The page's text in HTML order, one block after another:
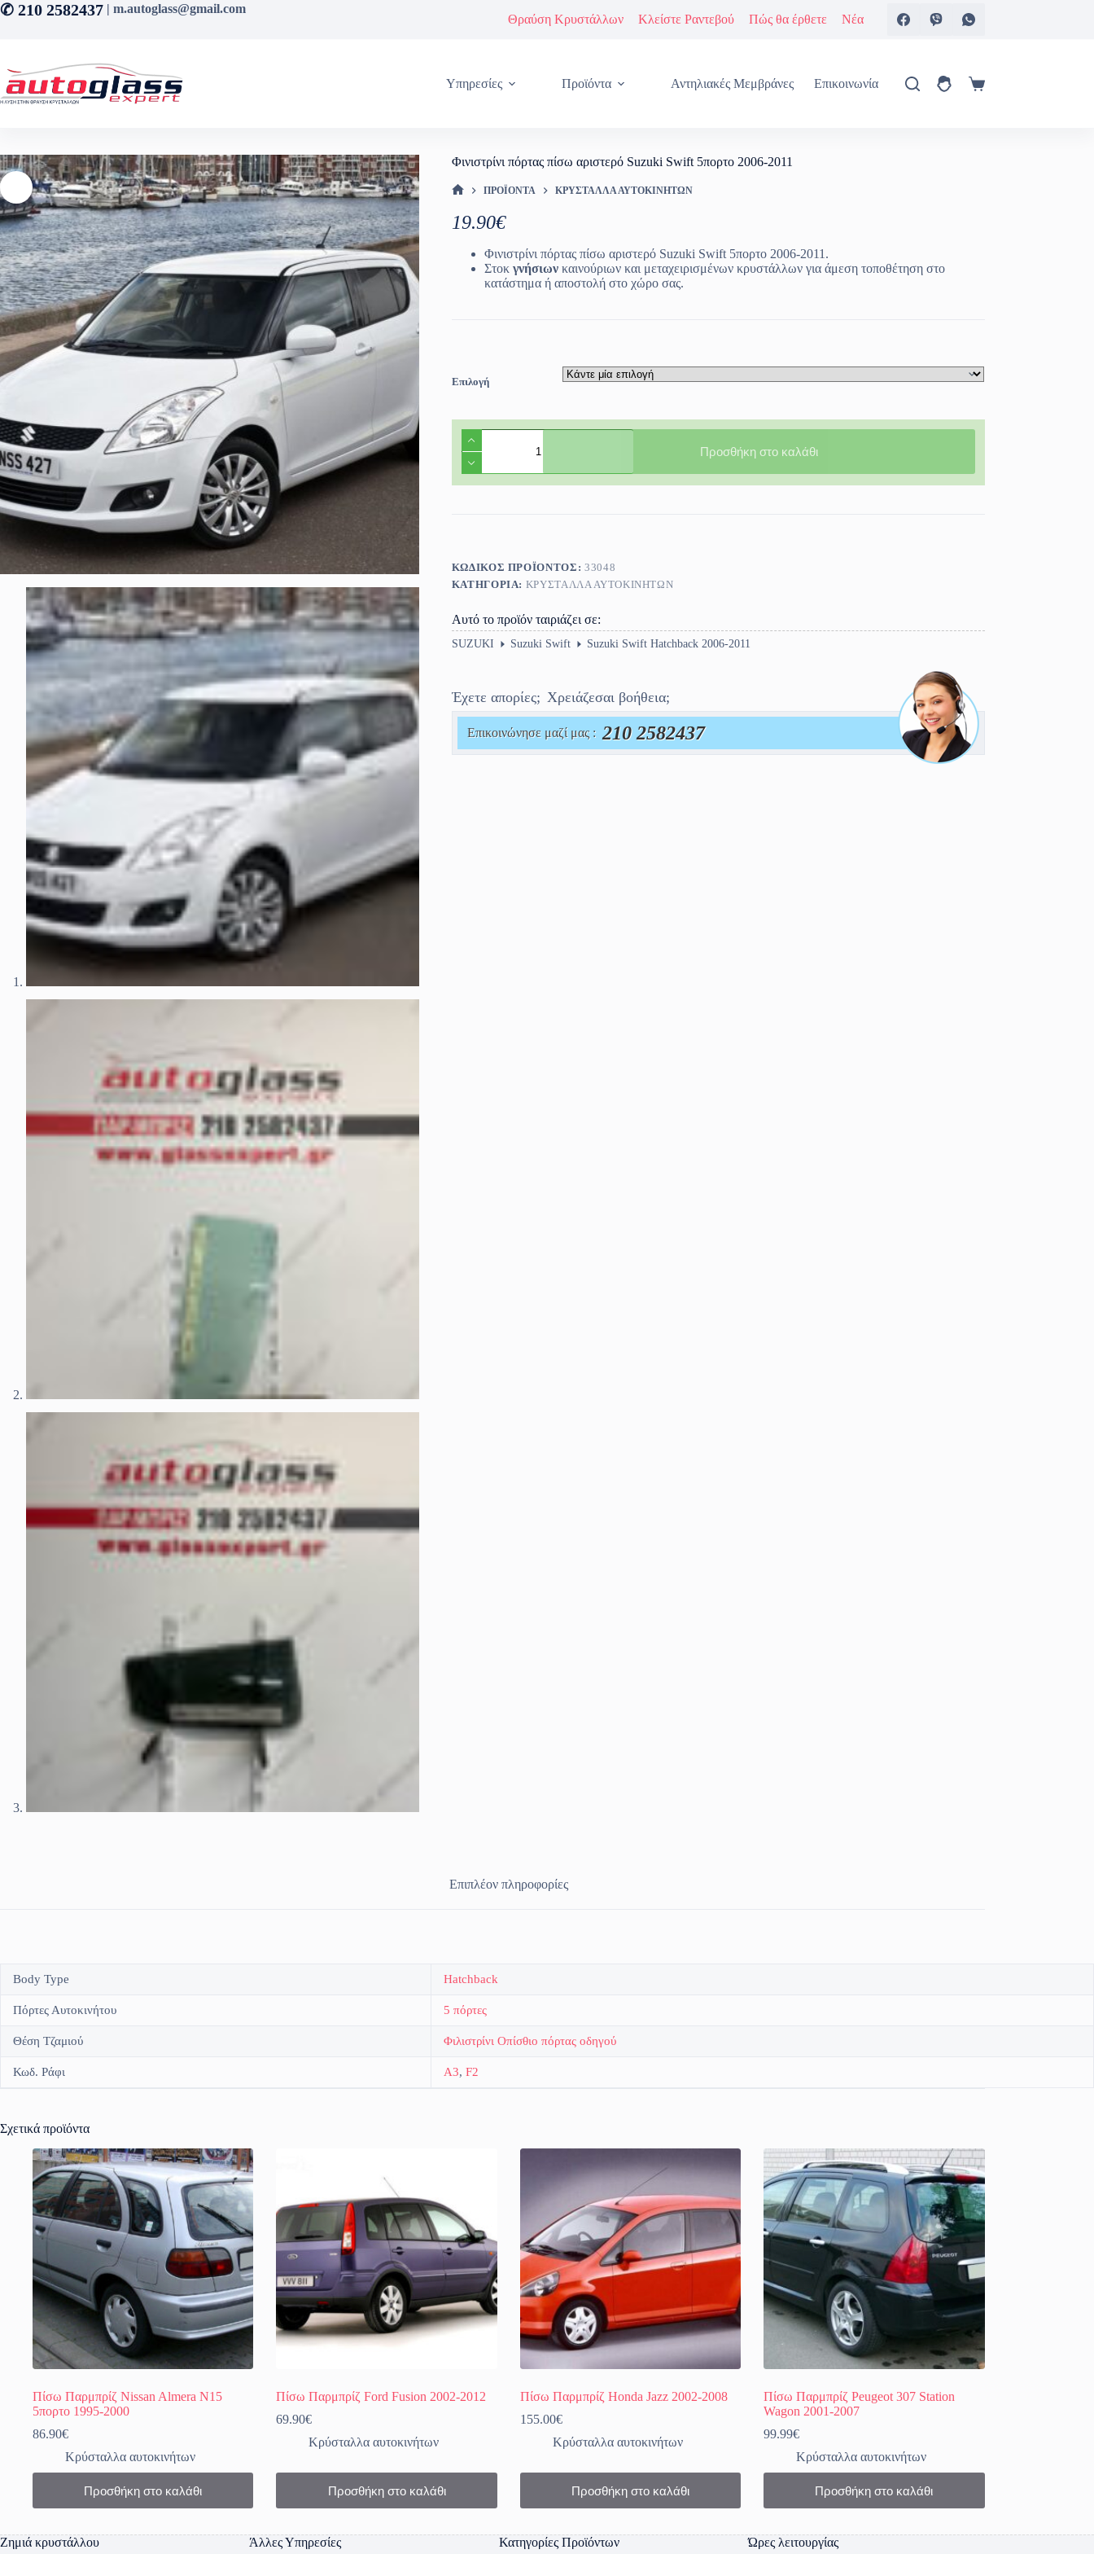
Μετάβαση
στο
✆ 210 2582437 | m.autoglass@gmail.com
Θραύση Κρυστάλλων Κλείστε Ραντεβού Πώς θα έρθετε Νέα
Υπηρεσίες Προϊόντα Αντηλιακές Μεμβράνες Επικοινωνία
Καλάθι
Φινιστρίνι πόρτας πίσω αριστερό Suzuki Swift 5πορτο 2006-2011
ΠΡΟΪΌΝΤΑ ΚΡΎΣΤΑΛΛΑ ΑΥΤΟΚΙΝΉΤΩΝ
19.90€
Φινιστρίνι πόρτας πίσω αριστερό Suzuki Swift 5πορτο 2006-2011.
Στοκ γνήσιωνκαινούριων και μεταχειρισμένων κρυστάλλων για άμεση τοποθέτηση στο
κατάστημα ή αποστολή στο χώρο σας.
Επιλογή
πόρτας
πίσω
αριστερό
Προσθήκη στο καλάθι
ΚΩΔΙΚΌΣ ΠΡΟΪΌΝΤΟΣ: 33048
ΚΑΤΗΓΟΡΊΑ: ΚΡΎΣΤΑΛΛΑ ΑΥΤΟΚΙΝΉΤΩΝ
Αυτό το προϊόν ταιριάζει σε:
SUZUKI Suzuki Swift Suzuki Swift Hatchback 2006-2011
Έχετε απορίες; Χρειάζεσαι βοήθεια;
Επικοινώνησε μαζί μας : 210 2582437
Επιπλέον πληροφορίες
Body Type Hatchback
Πόρτες Αυτοκινήτου 5 πόρτες
Θέση Τζαμιού Φιλιστρίνι Οπίσθιο πόρτας οδηγού
Κωδ. Ράφι A3, F2
Σχετικά προϊόντα
Πίσω Παρμπρίζ Nissan Almera N15
5πορτο 1995-2000
86.90€
Κρύσταλλα αυτοκινήτων
Προσθήκη στο καλάθι
Πίσω Παρμπρίζ Ford Fusion 2002-2012
69.90€
Κρύσταλλα αυτοκινήτων
Προσθήκη στο καλάθι
Πίσω Παρμπρίζ Honda Jazz 2002-2008
155.00€
Κρύσταλλα αυτοκινήτων
Προσθήκη στο καλάθι
Πίσω Παρμπρίζ Peugeot 307 Station
Wagon 2001-2007
99.99€
Κρύσταλλα αυτοκινήτων
Προσθήκη στο καλάθι
Ζημιά κρυστάλλου Άλλες Υπηρεσίες Κατηγορίες Προϊόντων Ώρες λειτουργίας